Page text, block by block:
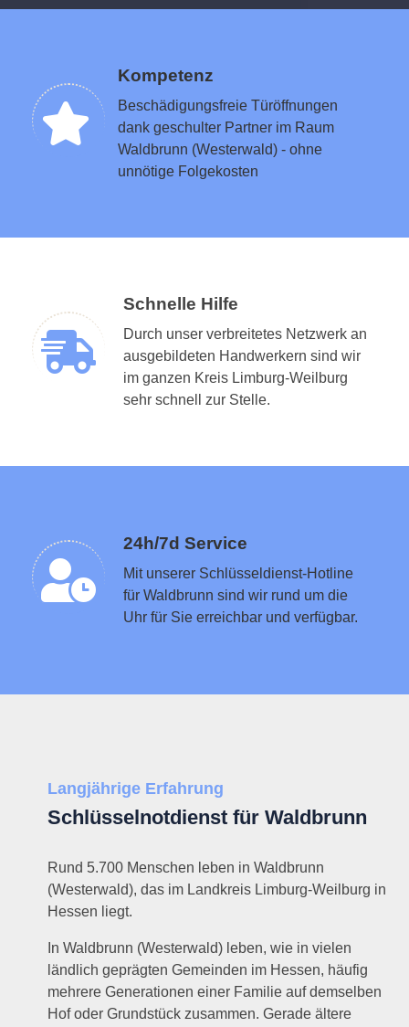
Kompetenz
Beschädigungsfreie Türöffnungen
dank geschulter Partner im Raum
Waldbrunn (Westerwald) - ohne
unnötige Folgekosten
Schnelle Hilfe
Durch unser verbreitetes Netzwerk an
ausgebildeten Handwerkern sind wir
im ganzen Kreis Limburg-Weilburg
sehr schnell zur Stelle.
24h/7d Service
Mit unserer Schlüsseldienst-Hotline
für Waldbrunn sind wir rund um die
Uhr für Sie erreichbar und verfügbar.
Schlüsseldienst in der Nähe vermitteln
Langjährige Erfahrung
Schlüsselnotdienst für Waldbrunn
Rund 5.700 Menschen leben in Waldbrunn
(Westerwald), das im Landkreis Limburg-Weilburg in
Hessen liegt.
In Waldbrunn (Westerwald) leben, wie in vielen
ländlich geprägten Gemeinden im Hessen, häufig
mehrere Generationen einer Familie auf demselben
Hof oder Grundstück zusammen. Gerade ältere